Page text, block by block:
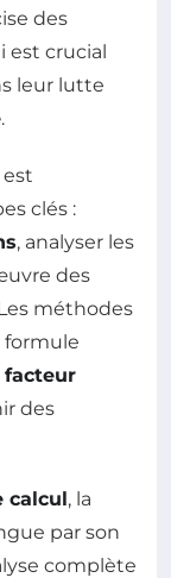
des
est crucial
leur lutte
.
est
clés :
, analyser les
des
méthodes
formule
facteur
des
calcul, la
par son
complète